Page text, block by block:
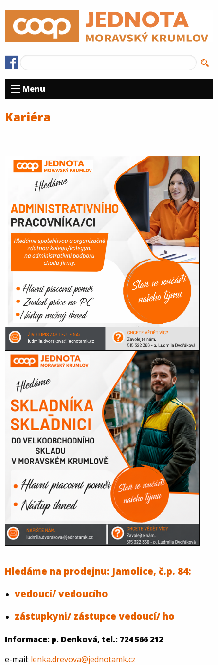
Menu
Kariéra
Hledáme na prodejnu: Jamolice, č.p. 84:
vedoucí/ vedoucího
zástupkyni/ zástupce vedoucí/ ho
Informace: p. Denková, tel.: 724 566 212
e-mail: lenka.drevova@jednotamk.cz